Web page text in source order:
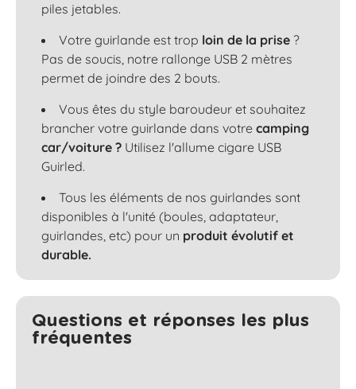
piles jetables.
Votre guirlande est trop loin de la prise ?
Pas de soucis, notre rallonge USB 2 mètres
permet de joindre des 2 bouts.
Vous êtes du style baroudeur et souhaitez
brancher votre guirlande dans votre camping
car/voiture ? Utilisez l'allume cigare USB
Guirled.
Tous les éléments de nos guirlandes sont
disponibles à l'unité (boules, adaptateur,
guirlandes, etc) pour un produit évolutif et
durable.
Questions et réponses les plus
fréquentes​